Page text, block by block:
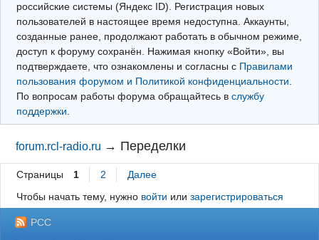
Войти через Яндекс ID
Выйти
российские системы (Яндекс ID). Регистрация новых
пользователей в настоящее время недоступна. Аккаунты,
созданные ранее, продолжают работать в обычном режиме,
доступ к форуму сохранён. Нажимая кнопку «Войти», вы
подтверждаете, что ознакомлены и согласны с Правилами
пользования форумом и Политикой конфиденциальности
По вопросам работы форума обращайтесь в службу
поддержки
forum.rcl-radio.ru → Переделки
Страницы 1 2
Далее
Чтобы начать тему, нужно войти или зарегистрироваться
РСС